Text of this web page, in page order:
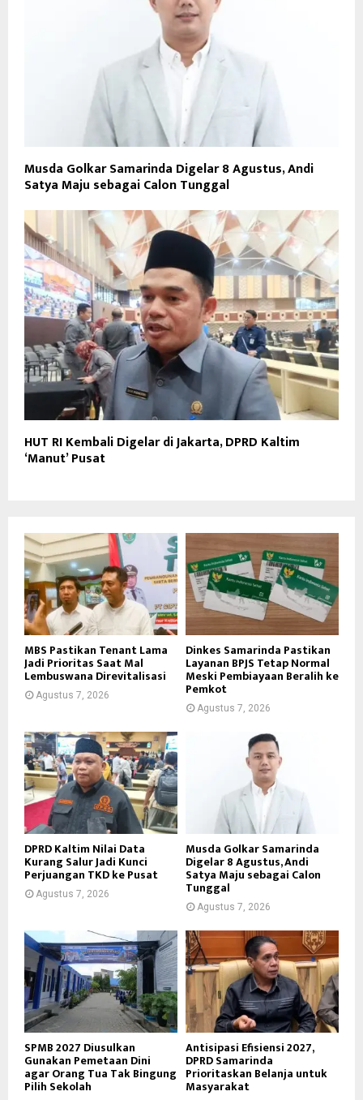
Musda Golkar Samarinda Digelar 8 Agustus, Andi
Satya Maju sebagai Calon Tunggal
HUT RI Kembali Digelar di Jakarta, DPRD Kaltim
‘Manut’ Pusat
MBS Pastikan Tenant Lama
Jadi Prioritas Saat Mal
Lembuswana Direvitalisasi
Agustus 7, 2026
Dinkes Samarinda Pastikan
Layanan BPJS Tetap Normal
Meski Pembiayaan Beralih ke
Pemkot
Agustus 7, 2026
DPRD Kaltim Nilai Data
Kurang Salur Jadi Kunci
Perjuangan TKD ke Pusat
Agustus 7, 2026
Musda Golkar Samarinda
Digelar 8 Agustus, Andi
Satya Maju sebagai Calon
Tunggal
Agustus 7, 2026
SPMB 2027 Diusulkan
Gunakan Pemetaan Dini
agar Orang Tua Tak Bingung
Pilih Sekolah
Antisipasi Efisiensi 2027,
DPRD Samarinda
Prioritaskan Belanja untuk
Masyarakat